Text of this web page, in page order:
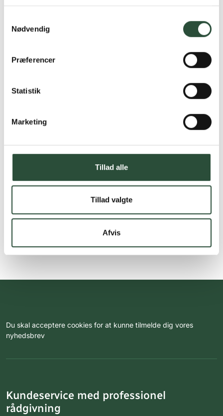
Nødvendig
Præferencer
Statistik
Marketing
Tillad alle
Tillad valgte
Afvis
Du skal acceptere cookies for at kunne tilmelde dig vores
nyhedsbrev
Kundeservice med professionel
rådgivning